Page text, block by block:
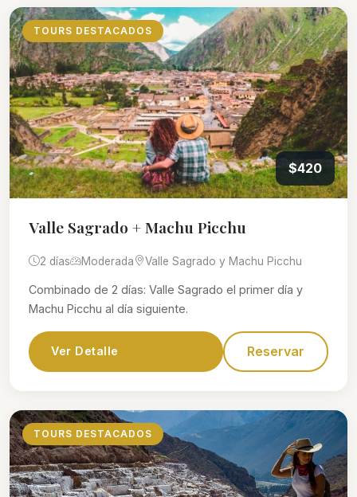
TOURS DESTACADOS
$420
Valle Sagrado + Machu Picchu
2 días Moderada Valle Sagrado y Machu Picchu
Combinado de 2 días: Valle Sagrado el primer día y
Machu Picchu al día siguiente.
Ver Detalle Reservar
TOURS DESTACADOS